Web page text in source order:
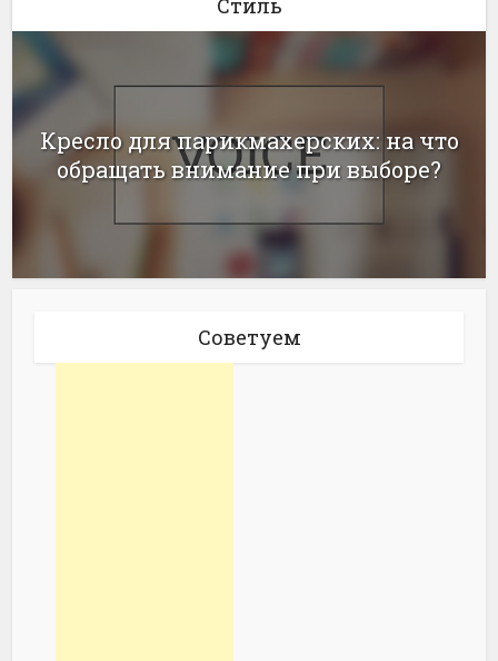
Стиль
Кресло для парикмахерских: на что
обращать внимание при выборе?
Советуем